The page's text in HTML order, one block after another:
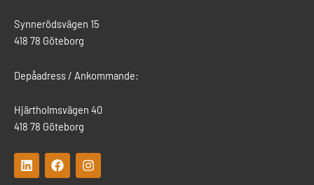
Synnerödsvägen 15
418 78 Göteborg
Depåadress / Ankommande:
Hjärtholmsvägen 40
418 78 Göteborg
L
i
F
a
I
n